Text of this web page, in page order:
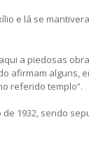
e lá se
a piedosas
afirmam alguns,
referido templo”.
1932, sendo